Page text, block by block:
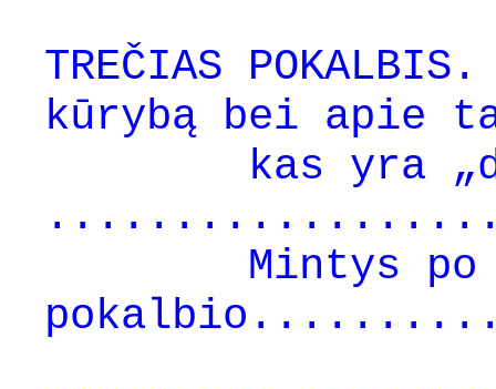
TREČIAS
kūrybą bei apie
kas yra
Mintys po